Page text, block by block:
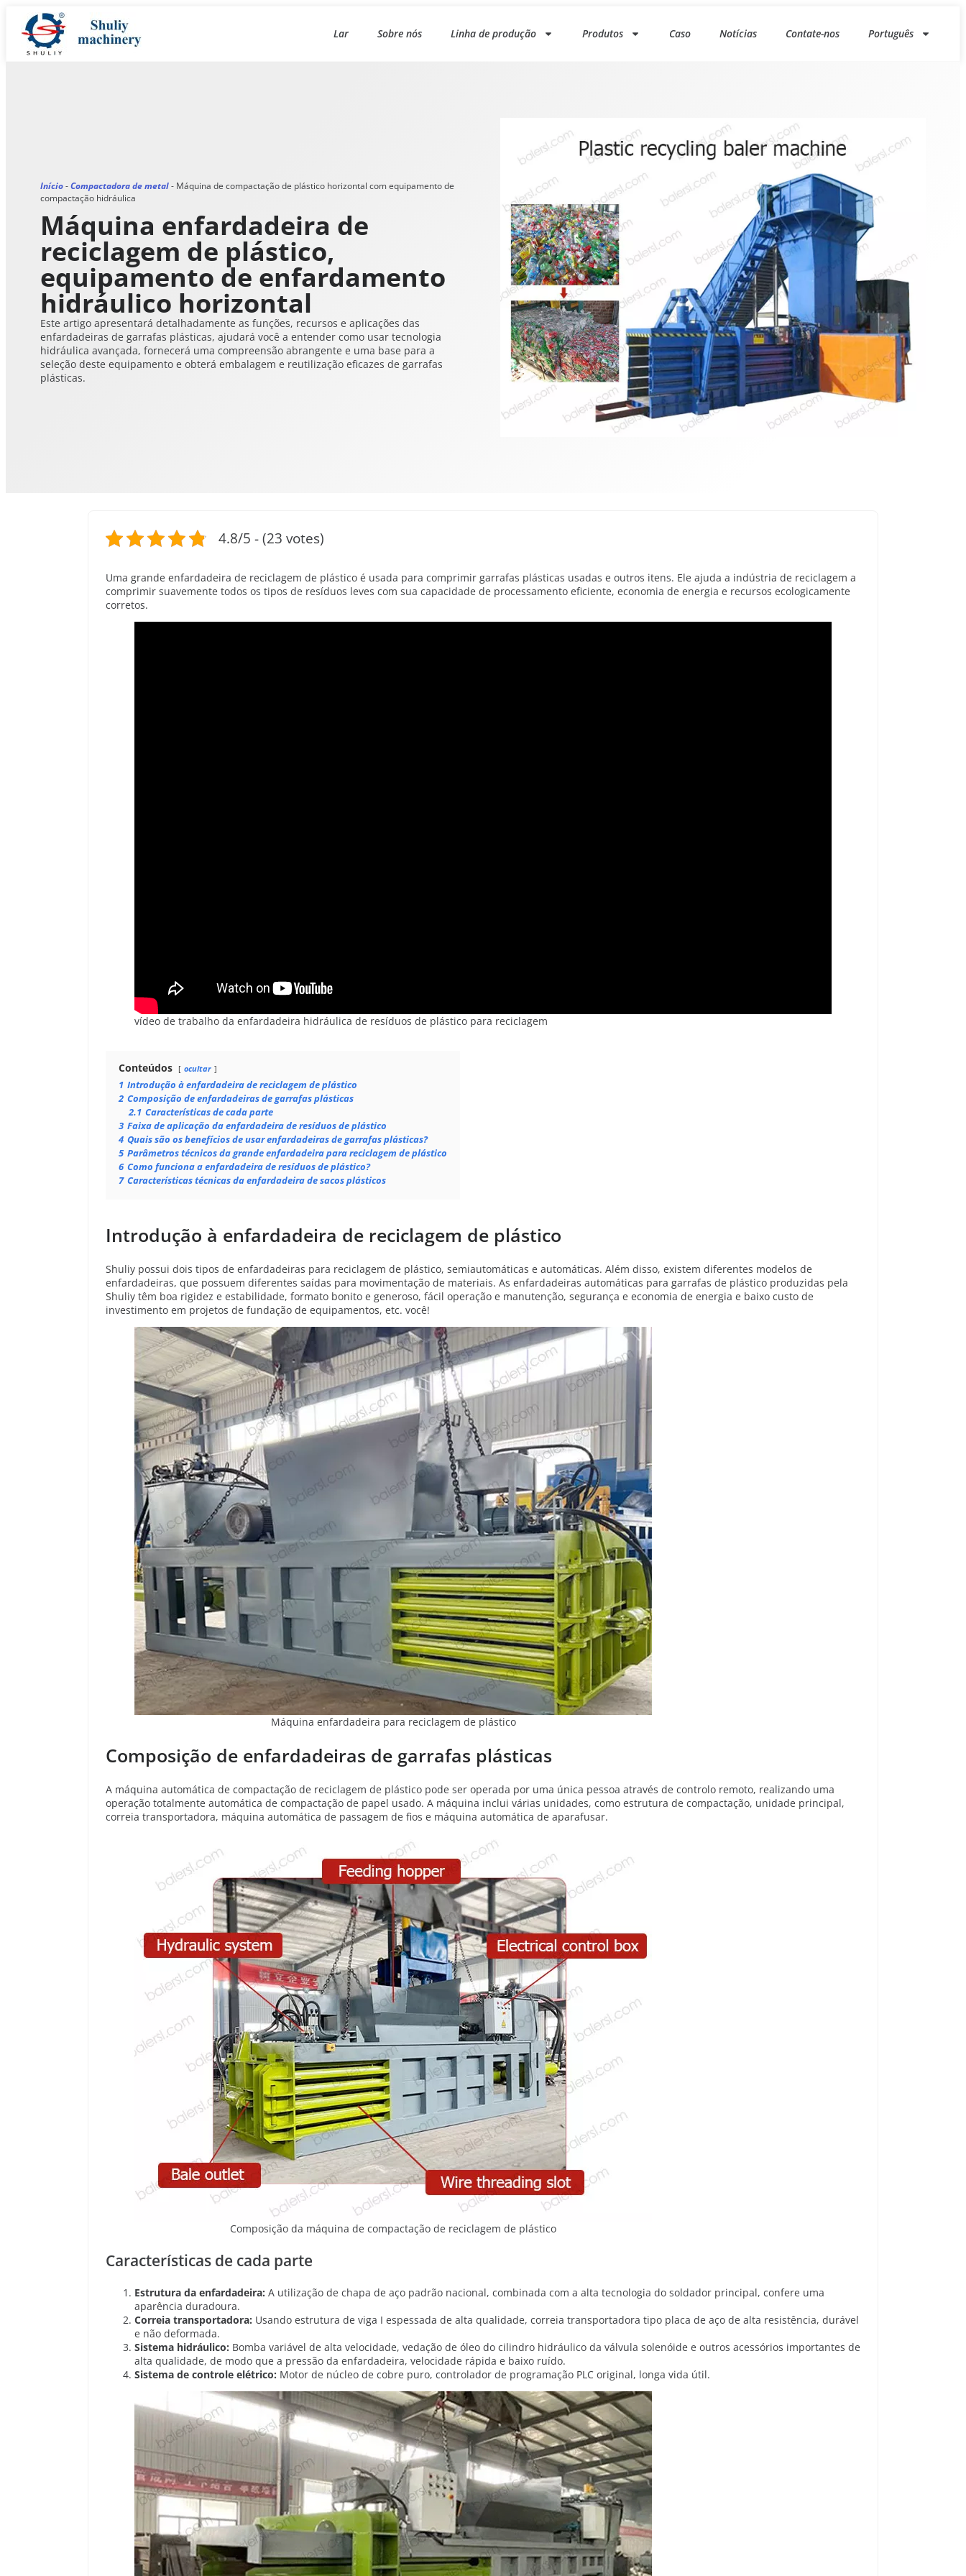
Lar Sobre nós Linha de produção Produtos Caso Notícias Contate-nos Português
Início-Compactadora de metal- Máquina de compactação de plástico horizontal com equipamento de
compactação hidráulica
Máquina enfardadeira de
reciclagem de plástico,
equipamento de enfardamento
hidráulico horizontal
Este artigo apresentará detalhadamente as funções, recursos e aplicações das
enfardadeiras de garrafas plásticas, ajudará você a entender como usar tecnologia
hidráulica avançada, fornecerá uma compreensão abrangente e uma base para a
seleção deste equipamento e obterá embalagem e reutilização eficazes de garrafas
plásticas.
4.8/5 - (23 votes)
Uma grande enfardadeira de reciclagem de plástico é usada para comprimir garrafas plásticas usadas e outros itens. Ele ajuda a indústria de reciclagem a
comprimir suavemente todos os tipos de resíduos leves com sua capacidade de processamento eficiente, economia de energia e recursos ecologicamente
corretos.
vídeo de trabalho da enfardadeira hidráulica de resíduos de plástico para reciclagem
Conteúdos ocultar
1 Introdução à enfardadeira de reciclagem de plástico
2 Composição de enfardadeiras de garrafas plásticas
2.1 Características de cada parte
3 Faixa de aplicação da enfardadeira de resíduos de plástico
4 Quais são os benefícios de usar enfardadeiras de garrafas plásticas?
5 Parâmetros técnicos da grande enfardadeira para reciclagem de plástico
6 Como funciona a enfardadeira de resíduos de plástico?
7 Características técnicas da enfardadeira de sacos plásticos
Introdução à enfardadeira de reciclagem de plástico
Shuliy possui dois tipos de enfardadeiras para reciclagem de plástico, semiautomáticas e automáticas. Além disso, existem diferentes modelos de
enfardadeiras, que possuem diferentes saídas para movimentação de materiais. As enfardadeiras automáticas para garrafas de plástico produzidas pela
Shuliy têm boa rigidez e estabilidade, formato bonito e generoso, fácil operação e manutenção, segurança e economia de energia e baixo custo de
investimento em projetos de fundação de equipamentos, etc. você!
Máquina enfardadeira para reciclagem de plástico
Composição de enfardadeiras de garrafas plásticas
A máquina automática de compactação de reciclagem de plástico pode ser operada por uma única pessoa através de controlo remoto, realizando uma
operação totalmente automática de compactação de papel usado. A máquina inclui várias unidades, como estrutura de compactação, unidade principal,
correia transportadora, máquina automática de passagem de fios e máquina automática de aparafusar.
Composição da máquina de compactação de reciclagem de plástico
Características de cada parte
Estrutura da enfardadeira: A utilização de chapa de aço padrão nacional, combinada com a alta tecnologia do soldador principal, confere uma
aparência duradoura.
Correia transportadora: Usando estrutura de viga I espessada de alta qualidade, correia transportadora tipo placa de aço de alta resistência, durável
e não deformada.
Sistema hidráulico: Bomba variável de alta velocidade, vedação de óleo do cilindro hidráulico da válvula solenóide e outros acessórios importantes de
alta qualidade, de modo que a pressão da enfardadeira, velocidade rápida e baixo ruído.
Sistema de controle elétrico: Motor de núcleo de cobre puro, controlador de programação PLC original, longa vida útil.